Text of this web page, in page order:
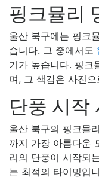
핑크뮬리
울산 북구에는 핑크
습니다. 그 중에서도
기가 높습니다. 핑크
며, 그 색감은 사진
단풍 시작
울산 북구의 핑크뮬
까지 가장 아름다운
리의 단풍이 시작되
는 최적의 타이밍입